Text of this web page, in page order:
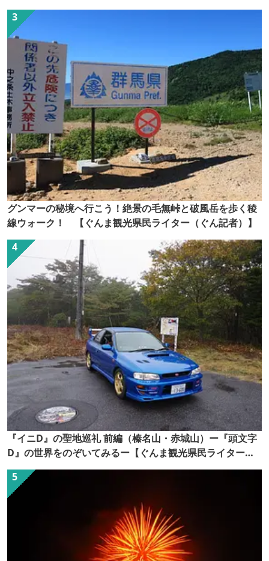
グンマーの秘境へ行こう！絶景の毛無峠と破風岳を歩く稜
線ウォーク！ 【ぐんま観光県民ライター（ぐん記者）】
『イニD』の聖地巡礼 前編（榛名山・赤城山）ー『頭文字
D』の世界をのぞいてみるー【ぐんま観光県民ライター
（ぐん記者）】